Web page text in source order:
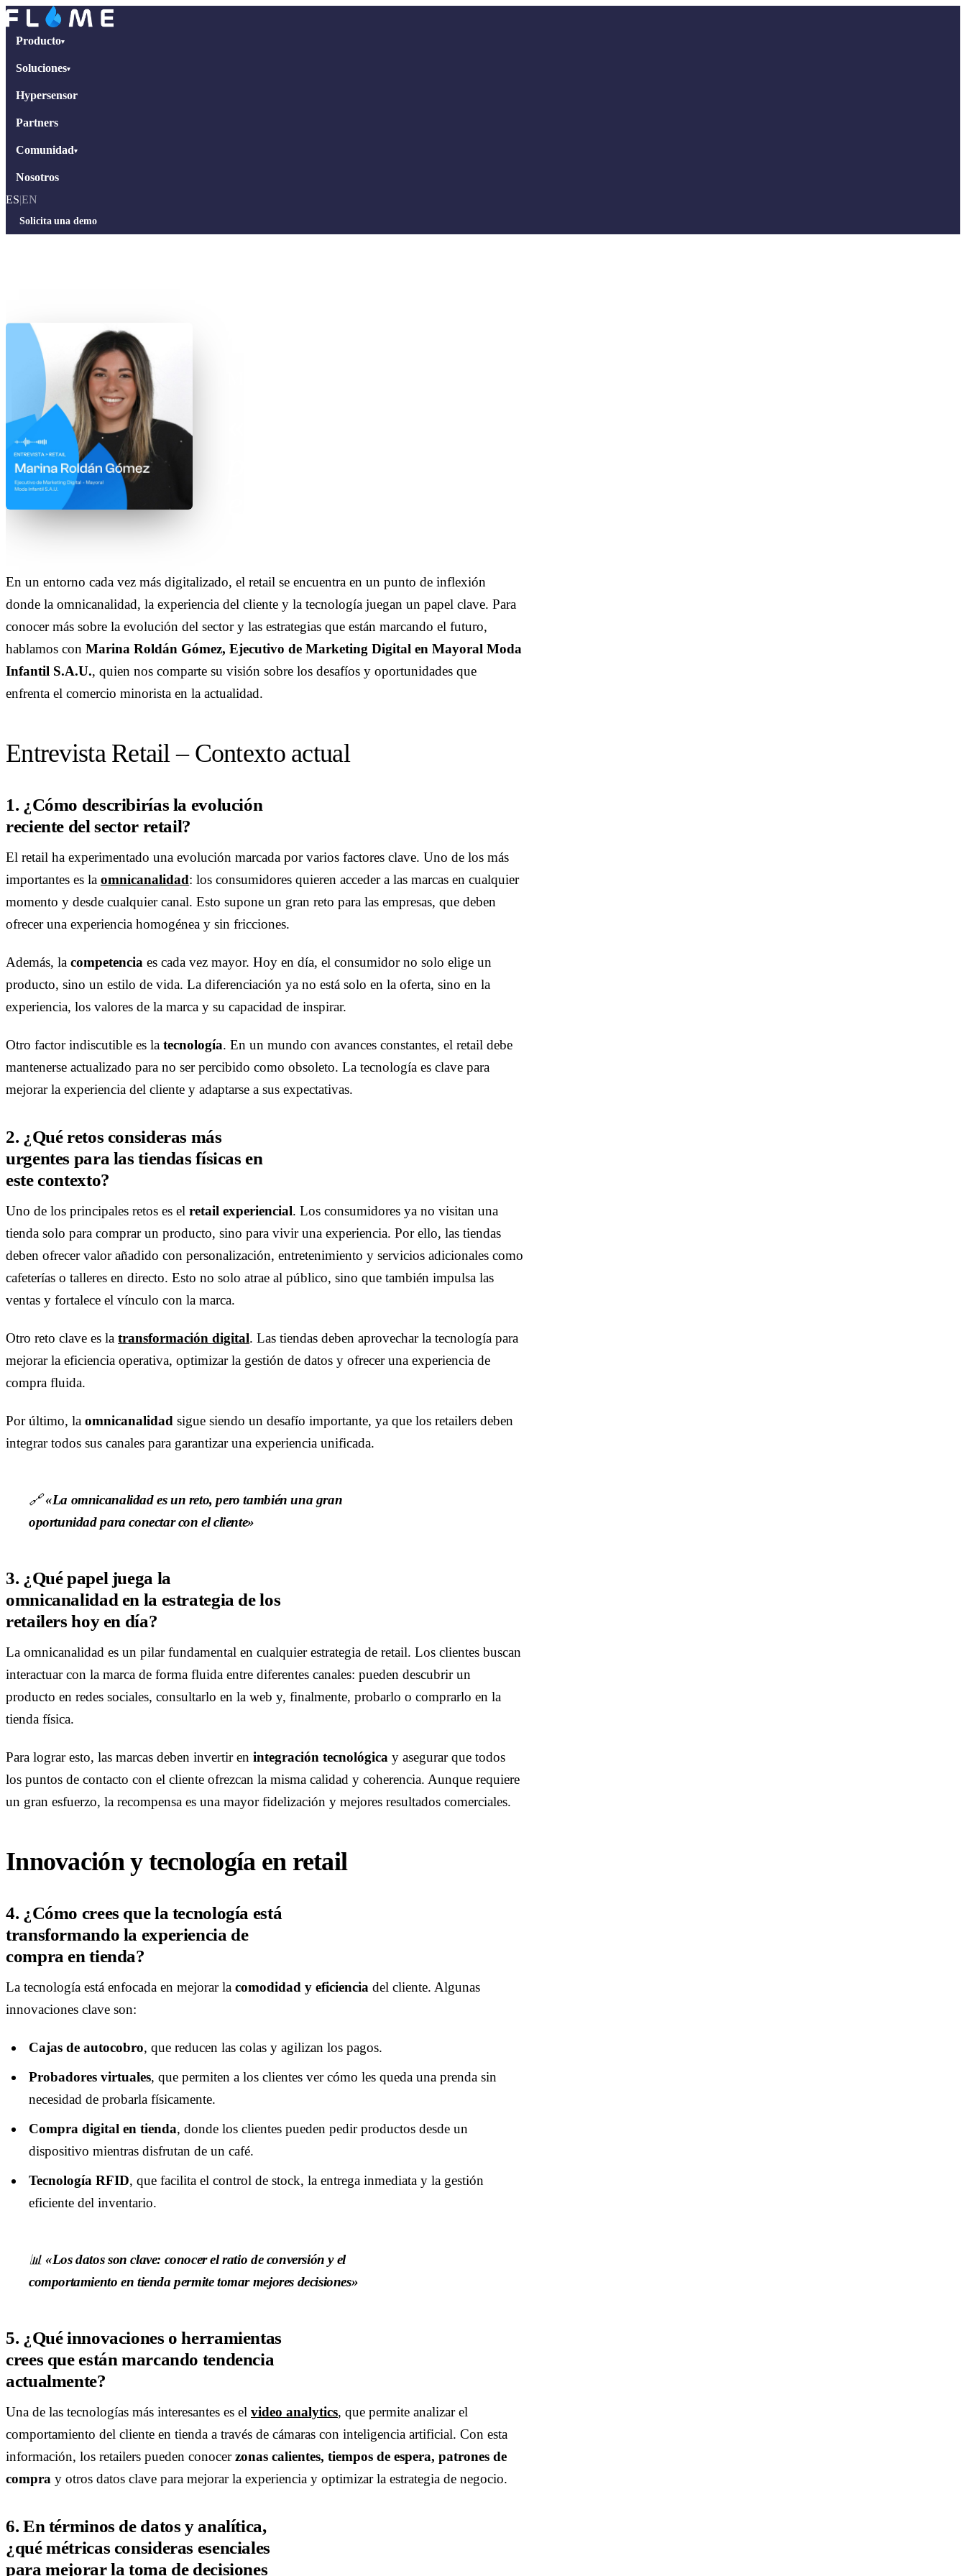
Producto▾
Soluciones▾
Hypersensor
Partners
Comunidad▾
Nosotros
ES|EN
Solicita una demo
En un entorno cada vez más digitalizado, el retail se encuentra en un punto de inflexión
donde la omnicanalidad, la experiencia del cliente y la tecnología juegan un papel clave. Para
conocer más sobre la evolución del sector y las estrategias que están marcando el futuro,
hablamos con Marina Roldán Gómez, Ejecutivo de Marketing Digital en Mayoral Moda
Infantil S.A.U., quien nos comparte su visión sobre los desafíos y oportunidades que
enfrenta el comercio minorista en la actualidad.
Entrevista Retail – Contexto actual
1. ¿Cómo describirías la evolución
reciente del sector retail?
El retail ha experimentado una evolución marcada por varios factores clave. Uno de los más
importantes es la omnicanalidad: los consumidores quieren acceder a las marcas en cualquier
momento y desde cualquier canal. Esto supone un gran reto para las empresas, que deben
ofrecer una experiencia homogénea y sin fricciones.
Además, la competencia es cada vez mayor. Hoy en día, el consumidor no solo elige un
producto, sino un estilo de vida. La diferenciación ya no está solo en la oferta, sino en la
experiencia, los valores de la marca y su capacidad de inspirar.
Otro factor indiscutible es la tecnología. En un mundo con avances constantes, el retail debe
mantenerse actualizado para no ser percibido como obsoleto. La tecnología es clave para
mejorar la experiencia del cliente y adaptarse a sus expectativas.
2. ¿Qué retos consideras más
urgentes para las tiendas físicas en
este contexto?
Uno de los principales retos es el retail experiencial. Los consumidores ya no visitan una
tienda solo para comprar un producto, sino para vivir una experiencia. Por ello, las tiendas
deben ofrecer valor añadido con personalización, entretenimiento y servicios adicionales como
cafeterías o talleres en directo. Esto no solo atrae al público, sino que también impulsa las
ventas y fortalece el vínculo con la marca.
Otro reto clave es la transformación digital. Las tiendas deben aprovechar la tecnología para
mejorar la eficiencia operativa, optimizar la gestión de datos y ofrecer una experiencia de
compra fluida.
Por último, la omnicanalidad sigue siendo un desafío importante, ya que los retailers deben
integrar todos sus canales para garantizar una experiencia unificada.
🔗«La omnicanalidad es un reto, pero también una gran
oportunidad para conectar con el cliente»
3. ¿Qué papel juega la
omnicanalidad en la estrategia de los
retailers hoy en día?
La omnicanalidad es un pilar fundamental en cualquier estrategia de retail. Los clientes buscan
interactuar con la marca de forma fluida entre diferentes canales: pueden descubrir un
producto en redes sociales, consultarlo en la web y, finalmente, probarlo o comprarlo en la
tienda física.
Para lograr esto, las marcas deben invertir en integración tecnológica y asegurar que todos
los puntos de contacto con el cliente ofrezcan la misma calidad y coherencia. Aunque requiere
un gran esfuerzo, la recompensa es una mayor fidelización y mejores resultados comerciales.
Innovación y tecnología en retail
4. ¿Cómo crees que la tecnología está
transformando la experiencia de
compra en tienda?
La tecnología está enfocada en mejorar la comodidad y eficiencia del cliente. Algunas
innovaciones clave son:
Cajas de autocobro, que reducen las colas y agilizan los pagos.
Probadores virtuales, que permiten a los clientes ver cómo les queda una prenda sin
necesidad de probarla físicamente.
Compra digital en tienda, donde los clientes pueden pedir productos desde un
dispositivo mientras disfrutan de un café.
Tecnología RFID, que facilita el control de stock, la entrega inmediata y la gestión
eficiente del inventario.
📊«Los datos son clave: conocer el ratio de conversión y el
comportamiento en tienda permite tomar mejores decisiones»
5. ¿Qué innovaciones o herramientas
crees que están marcando tendencia
actualmente?
Una de las tecnologías más interesantes es el video analytics, que permite analizar el
comportamiento del cliente en tienda a través de cámaras con inteligencia artificial. Con esta
información, los retailers pueden conocerzonas calientes, tiempos de espera, patrones de
compra y otros datos clave para mejorar la experiencia y optimizar la estrategia de negocio.
6. En términos de datos y analítica,
¿qué métricas consideras esenciales
para mejorar la toma de decisiones